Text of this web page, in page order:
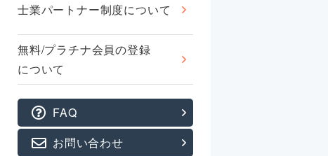
士業パートナー制度について
無料/プラチナ会員の登録
について
FAQ
お問い合わせ